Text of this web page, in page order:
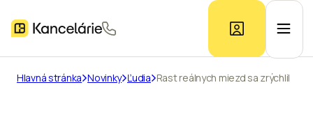
Hlavná stránka Novinky Ľudia Rast reálnych miezd sa zrýchlil